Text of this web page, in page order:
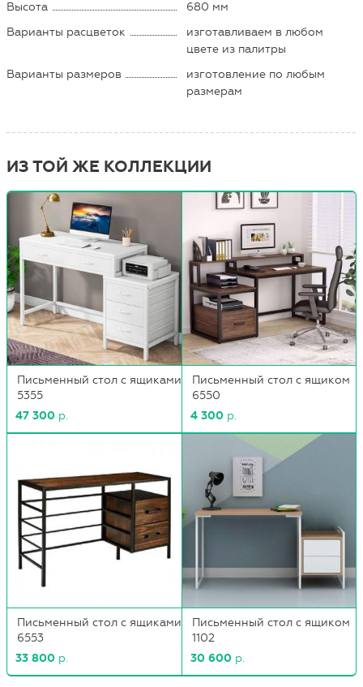
Высота
680 мм
Варианты расцветок
изготавливаем в любом
цвете из палитры
Варианты размеров
изготовление по любым
размерам
ИЗ ТОЙ ЖЕ КОЛЛЕКЦИИ
Письменный стол с ящиками
5355
47 300 р.
Письменный стол с ящиком
6550
4 300 р.
Письменный стол с ящиками
6553
33 800 р.
Письменный стол с ящиком
1102
30 600 р.